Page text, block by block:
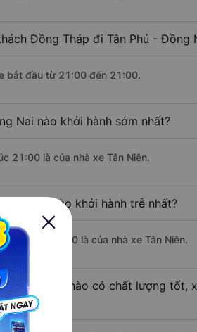
Đồng Tháp đi Tân Phú - Đồng
bắt đầu từ 21:00 đến 21:00.
Nai nào khởi hành sớm nhất?
21:00 là của nhà xe Tân Niên.
Tháp nào khởi hành trễ nhất?
vào lúc 21:00 là của nhà xe Tân Niên.
Đồng Tháp nào có chất lượng tốt,